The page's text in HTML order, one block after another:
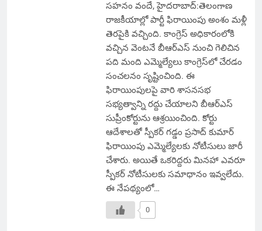
సహనం వందే, హైదరాబాద్:తెలంగాణ
రాజకీయాల్లో పార్టీ ఫిరాయింపు అంశం మళ్లీ
తెరపైకి వచ్చింది. కాంగ్రెస్ అధికారంలోకి
వచ్చిన వెంటనే బీఆర్ఎస్ నుంచి గెలిచిన
పది మంది ఎమ్మెల్యేలు కాంగ్రెస్‌లో చేరడం
సంచలనం సృష్టించింది. ఈ
ఫిరాయింపులపై వారి శాసనసభ
సభ్యత్వాన్ని రద్దు చేయాలని బీఆర్ఎస్
సుప్రీంకోర్టును ఆశ్రయించింది. కోర్టు
ఆదేశాలతో స్పీకర్ గడ్డం ప్రసాద్ కుమార్
ఫిరాయింపు ఎమ్మెల్యేలకు నోటీసులు జారీ
చేశారు. అయితే ఒకరిద్దరు మినహా ఎవరూ
స్పీకర్ నోటీసులకు సమాధానం ఇవ్వలేదు.
ఈ నేపథ్యంలో…
0